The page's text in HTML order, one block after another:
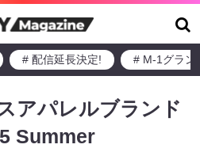
# 配信延長決定! # M-1グラン
アパレルブランド
Summer